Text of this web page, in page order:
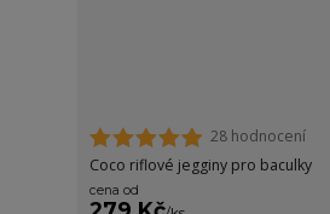
28 hodnocení
Coco riflové jegginy pro baculky
cena od